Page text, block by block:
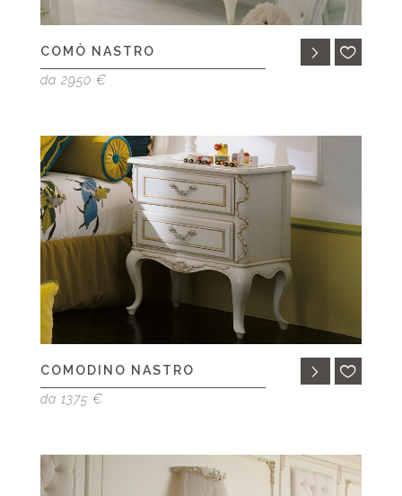
COMÒ NASTRO
da 2950 €
COMODINO NASTRO
da 1375 €